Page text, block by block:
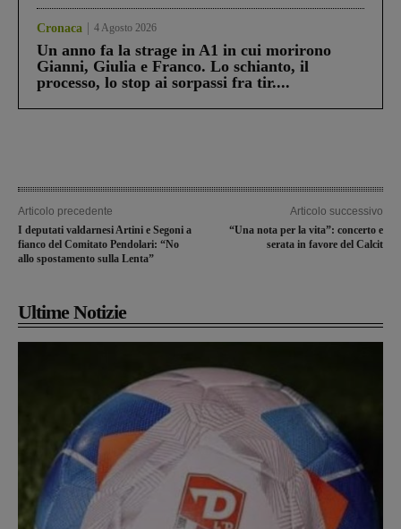
Cronaca 4 Agosto 2026
Un anno fa la strage in A1 in cui morirono
Gianni, Giulia e Franco. Lo schianto, il
processo, lo stop ai sorpassi fra tir....
Articolo precedente
I deputati valdarnesi Artini e Segoni a
fianco del Comitato Pendolari: “No
allo spostamento sulla Lenta”
Articolo successivo
“Una nota per la vita”: concerto e
serata in favore del Calcit
Ultime Notizie